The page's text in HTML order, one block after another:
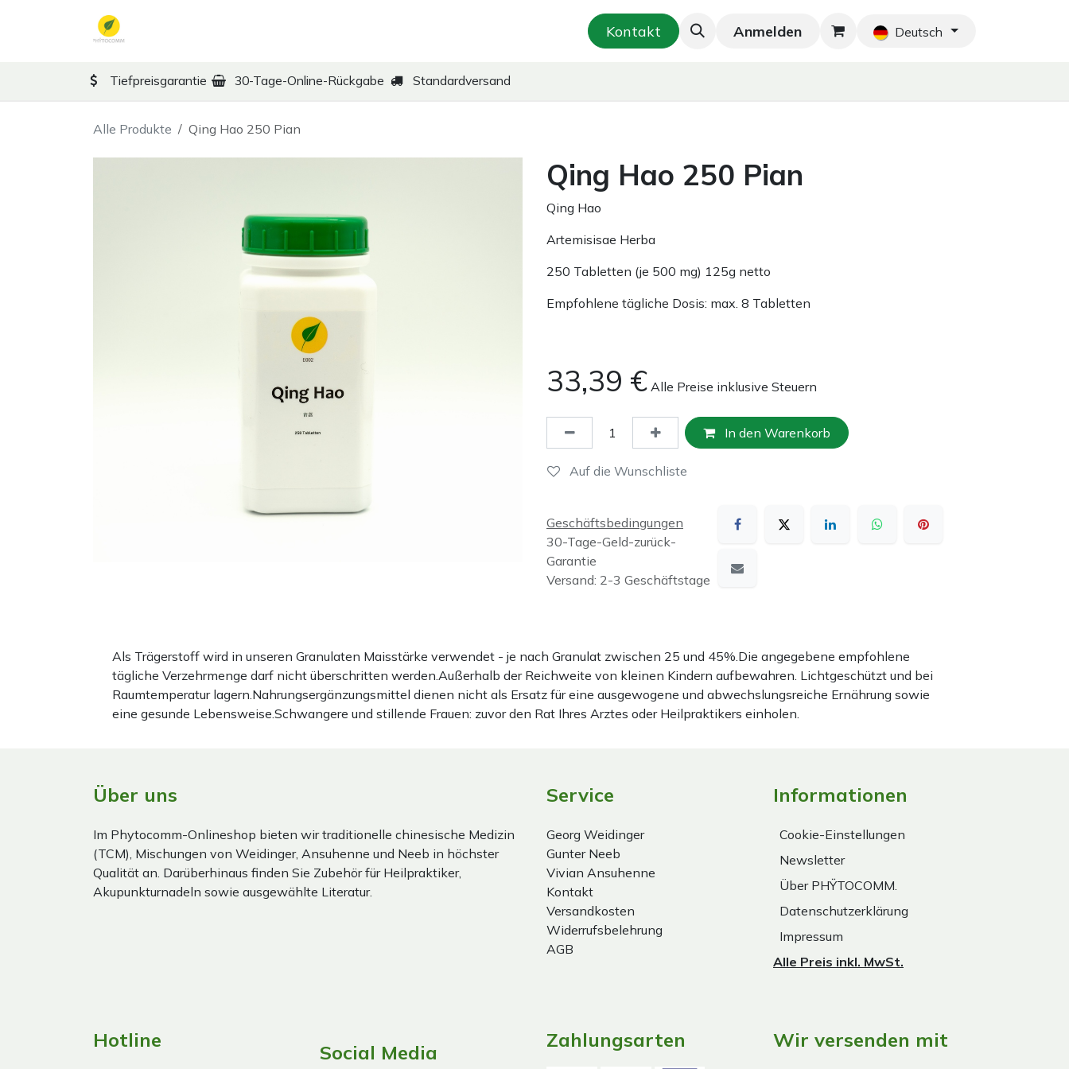
Kräuter-Zubereitungen Neu! Blog Home Shop
Kontakt Anmelden Deutsch
Tiefpreisgarantie 30-Tage-Online-Rückgabe Standardversand
Alle Produkte Qing Hao 250 Pian
Qing Hao 250 Pian
Qing Hao
Artemisisae Herba
250 Tabletten (je 500 mg) 125g netto
Empfohlene tägliche Dosis: max. 8 Tabletten
33,39 € Alle Preise inklusive Steuern
In den Warenkorb
Auf die Wunschliste
Geschäftsbedingungen
30-Tage-Geld-zurück-
Garantie
Versand: 2-3 Geschäftstage
Als Trägerstoff wird in unseren Granulaten Maisstärke verwendet - je nach Granulat zwischen 25 und 45%.Die angegebene empfohlene
tägliche Verzehrmenge darf nicht überschritten werden.Außerhalb der Reichweite von kleinen Kindern aufbewahren. Lichtgeschützt und bei
Raumtemperatur lagern.Nahrungsergänzungsmittel dienen nicht als Ersatz für eine ausgewogene und abwechslungsreiche Ernährung sowie
eine gesunde Lebensweise.Schwangere und stillende Frauen: zuvor den Rat Ihres Arztes oder Heilpraktikers einholen.
Über uns
Im Phytocomm-Onlineshop bieten wir traditionelle chinesische Medizin
(TCM), Mischungen von Weidinger, Ansuhenne und Neeb in höchster
Qualität an. Darüberhinaus finden Sie Zubehör für Heilpraktiker,
Akupunkturnadeln sowie ausgewählte Literatur.
Service
Georg Weidinger
Gunter Neeb
Vivian Ansuhenne
Kontakt
Versandkosten
Widerrufsbelehrung
AGB
Informationen
Cookie-Einstellungen
Newsletter
Über PHŸTOCOMM.
Datenschutzerklärung
Impressum
Alle Preis inkl. MwSt.
Hotline
Social Media
Zahlungsarten Wir versenden mit